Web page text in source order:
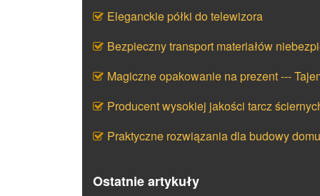
Eleganckie półki do telewizora
Bezpieczny transport materiałów
Magiczne opakowanie na prezent ---
Producent wysokiej jakości tarcz
Praktyczne rozwiązania dla budowy domu
Ostatnie artykuły